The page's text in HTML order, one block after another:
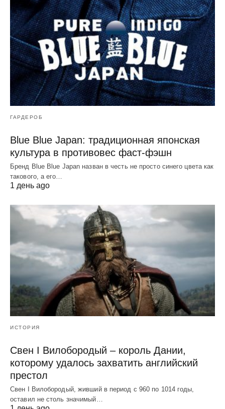
ГАРДЕРОБ
Blue Blue Japan: традиционная японская
культура в противовес фаст-фэшн
Бренд Blue Blue Japan назван в честь не просто синего цвета как
такового, а его…
1 день ago
ИСТОРИЯ
Свен I Вилобородый – король Дании,
которому удалось захватить английский
престол
Свен I Вилобородый, живший в период с 960 по 1014 годы,
оставил не столь значимый…